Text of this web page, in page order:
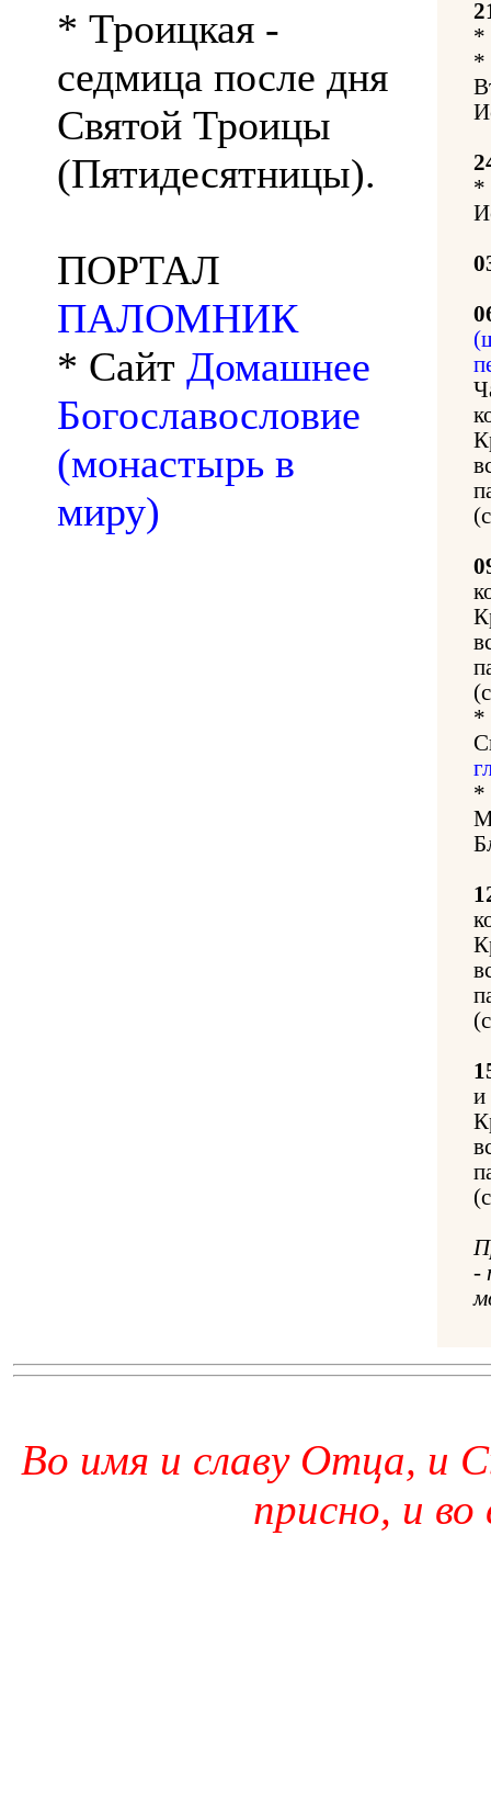
* Троицкая -
седмица после дня
Святой Троицы
(Пятидесятницы).
ПОРТАЛ
ПАЛОМНИК
* Сайт Домашнее
Богославословие
(монастырь в
миру)
*
*
*
*
*
и
-
Во имя и славу Отца, и
присно, и во